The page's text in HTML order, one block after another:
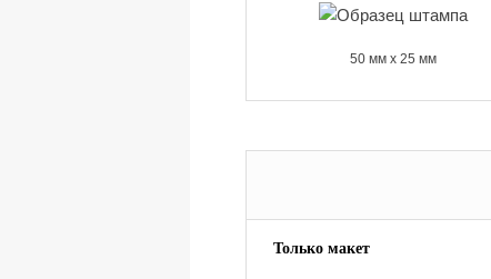
50 мм x 25 мм
Только макет